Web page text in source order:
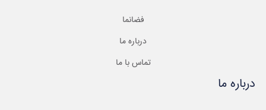
فضانما
درباره ما
تماس با ما
درباره ما